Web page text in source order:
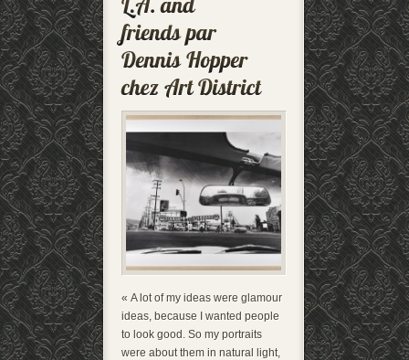
« A lot of my ideas were glamour
ideas, because I wanted people
to look good. So my portraits
were about them in natural light,